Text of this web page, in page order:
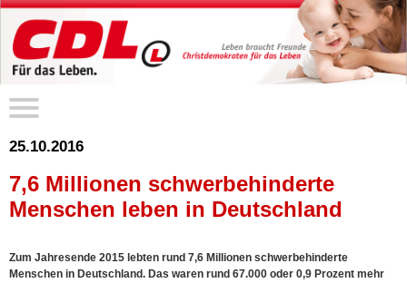
25.10.2016
7,6 Millionen schwerbehinderte
Menschen leben in Deutschland
Zum Jahresende 2015 lebten rund 7,6 Millionen schwerbehinderte
Menschen in Deutschland. Das waren rund 67.000 oder 0,9 Prozent mehr